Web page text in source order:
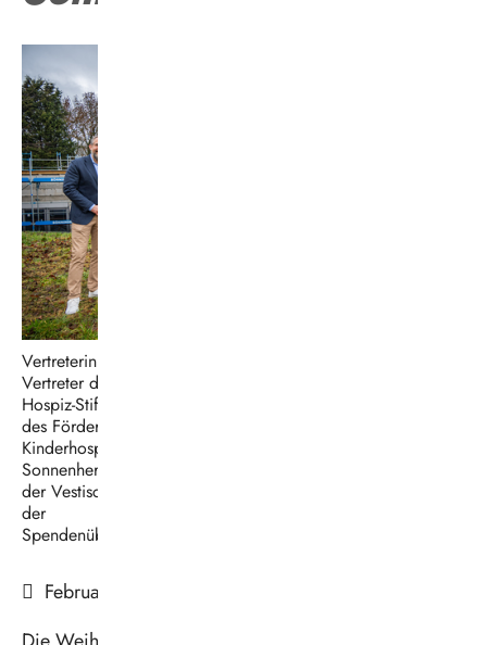
Vertreterinnen und
Vertreter der
Hospiz-Stiftung,
des Fördervereins
Kinderhospiz
Sonnenherz sowie
der Vestischen bei
der
Spendenübergabe.
Februar 2026